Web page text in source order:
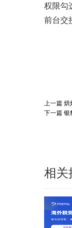
权限勾
前台交
上一篇烘
下一篇银
相关